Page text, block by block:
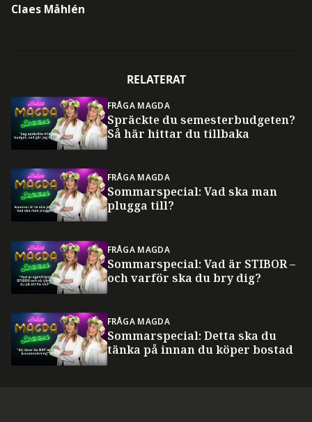
Claes Måhlén
RELATERAT
FRÅGA MAGDA
Spräckte du semesterbudgeten?
Så här hittar du tillbaka
FRÅGA MAGDA
Sommarspecial: Vad ska man
plugga till?
FRÅGA MAGDA
Sommarspecial: Vad är STIBOR –
och varför ska du bry dig?
FRÅGA MAGDA
Sommarspecial: Detta ska du
tänka på innan du köper bostad